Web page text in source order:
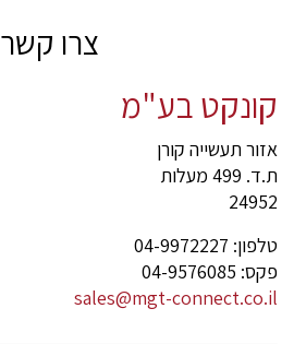
צרו קשר
קונקט בע"מ
אזור תעשייה קורן
ת.ד. 499 מעלות
24952
טלפון: 04-9972227
פקס: 04-9576085
sales@mgt-connect.co.il